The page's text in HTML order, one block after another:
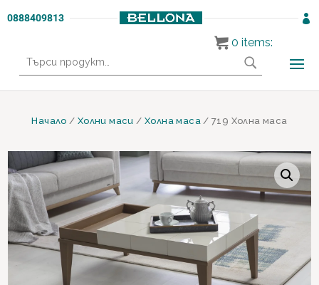
0888409813 
за:
Начало / Холни маси /Холна маса/ 719 Холна маса
0 items: